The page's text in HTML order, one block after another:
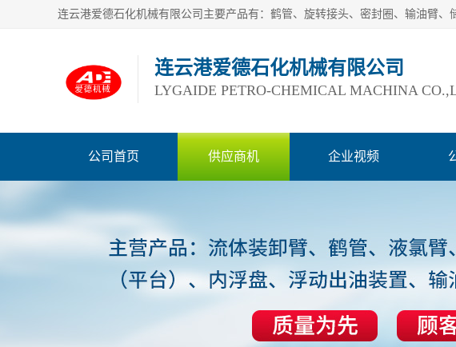
连云港爱德石化机械有限公司
LYGAIDE PETRO-CHEMICAL MACHINA
公司首页 供应商机 企业视频